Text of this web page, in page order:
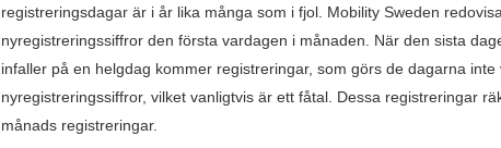
registreringsdagar är i år lika många som i fjol. Mobility Sweden
nyregistreringssiffror den första vardagen i månaden. När den sista
infaller på en helgdag kommer registreringar, som görs de dagarna
nyregistreringssiffror, vilket vanligtvis är ett fåtal. Dessa registreringar
månads registreringar.